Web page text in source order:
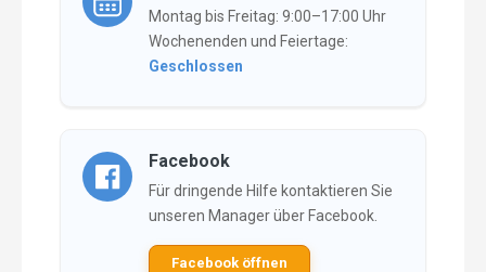
Montag bis Freitag: 9:00–17:00 Uhr
Wochenenden und Feiertage:
Geschlossen
Facebook
Für dringende Hilfe kontaktieren Sie
unseren Manager über Facebook.
Facebook öffnen